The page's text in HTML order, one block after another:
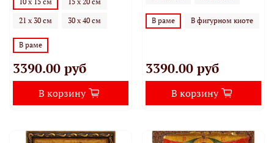
21 х 30 см 30 х 40 см
В раме
3390.00 руб
В корзину
В раме В фигурном киоте
3390.00 руб
В корзину